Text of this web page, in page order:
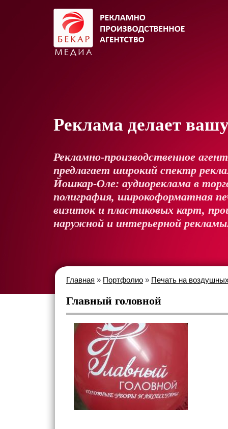
Реклама делает
Рекламно-производственное
предлагает широкий спектр
Йошкар-Оле: аудиореклама в
полиграфия, широкоформатная
визиток и пластиковых карт,
наружной и интерьерной
Главная » Портфолио » Печать на
Главный головной